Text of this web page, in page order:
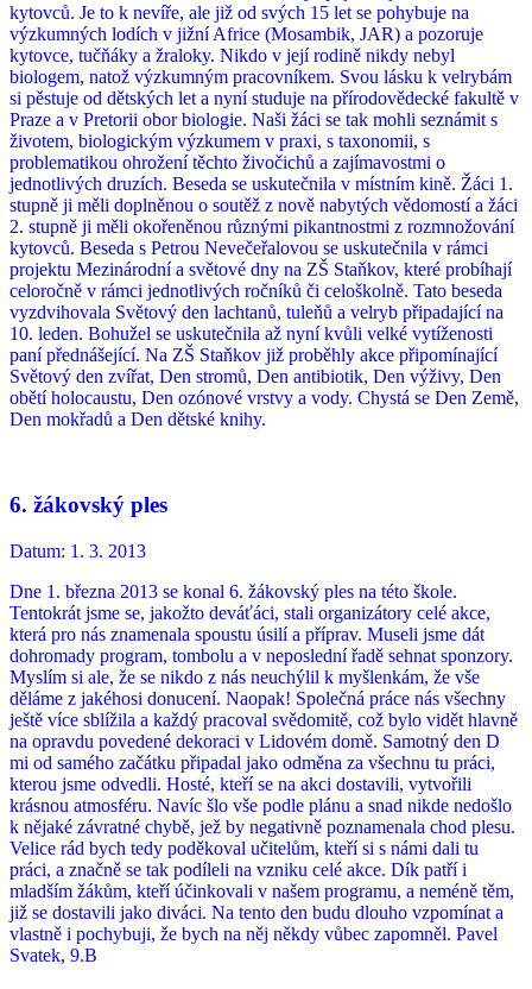
kytovců. Je to k nevíře, ale již od svých 15 let se pohybuje na
výzkumných lodích v jižní Africe (Mosambik, JAR) a pozoruje
kytovce, tučňáky a žraloky. Nikdo v její rodině nikdy nebyl
biologem, natož výzkumným pracovníkem. Svou lásku k velrybám
si pěstuje od dětských let a nyní studuje na přírodovědecké fakultě v
Praze a v Pretorii obor biologie. Naši žáci se tak mohli seznámit s
životem, biologickým výzkumem v praxi, s taxonomii, s
problematikou ohrožení těchto živočichů a zajímavostmi o
jednotlivých druzích. Beseda se uskutečnila v místním kině. Žáci 1.
stupně ji měli doplněnou o soutěž z nově nabytých vědomostí a žáci
2. stupně ji měli okořeněnou různými pikantnostmi z rozmnožování
kytovců. Beseda s Petrou Nevečeřalovou se uskutečnila v rámci
projektu Mezinárodní a světové dny na ZŠ Staňkov, které probíhají
celoročně v rámci jednotlivých ročníků či celoškolně. Tato beseda
vyzdvihovala Světový den lachtanů, tuleňů a velryb připadající na
10. leden. Bohužel se uskutečnila až nyní kvůli velké vytíženosti
paní přednášející. Na ZŠ Staňkov již proběhly akce připomínající
Světový den zvířat, Den stromů, Den antibiotik, Den výživy, Den
obětí holocaustu, Den ozónové vrstvy a vody. Chystá se Den Země,
Den mokřadů a Den dětské knihy.
6. žákovský ples
Datum: 1. 3. 2013
Dne 1. března 2013 se konal 6. žákovský ples na této škole.
Tentokrát jsme se, jakožto deváťáci, stali organizátory celé akce,
která pro nás znamenala spoustu úsilí a příprav. Museli jsme dát
dohromady program, tombolu a v neposlední řadě sehnat sponzory.
Myslím si ale, že se nikdo z nás neuchýlil k myšlenkám, že vše
děláme z jakéhosi donucení. Naopak! Společná práce nás všechny
ještě více sblížila a každý pracoval svědomitě, což bylo vidět hlavně
na opravdu povedené dekoraci v Lidovém domě. Samotný den D
mi od samého začátku připadal jako odměna za všechnu tu práci,
kterou jsme odvedli. Hosté, kteří se na akci dostavili, vytvořili
krásnou atmosféru. Navíc šlo vše podle plánu a snad nikde nedošlo
k nějaké závratné chybě, jež by negativně poznamenala chod plesu.
Velice rád bych tedy poděkoval učitelům, kteří si s námi dali tu
práci, a značně se tak podíleli na vzniku celé akce. Dík patří i
mladším žákům, kteří účinkovali v našem programu, a neméně těm,
již se dostavili jako diváci. Na tento den budu dlouho vzpomínat a
vlastně i pochybuji, že bych na něj někdy vůbec zapomněl. Pavel
Svatek, 9.B